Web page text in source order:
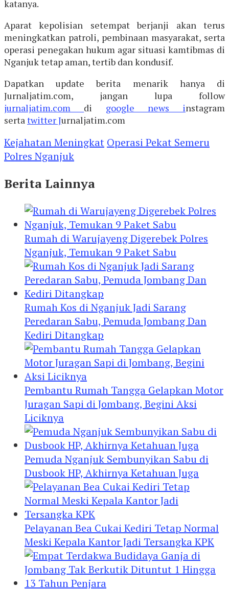
katanya.
Aparat kepolisian setempat berjanji akan terus
meningkatkan patroli, pembinaan masyarakat, serta
operasi penegakan hukum agar situasi kamtibmas di
Nganjuk tetap aman, tertib dan kondusif.
Dapatkan update berita menarik hanya di
Jurnaljatim.com, jangan lupa follow
jurnaljatim.com di google news instagram
serta twitter Jurnaljatim.com
Kejahatan Meningkat Operasi Pekat Semeru
Polres Nganjuk
Berita Lainnya
Rumah di Warujayeng Digerebek Polres
Nganjuk, Temukan 9 Paket Sabu
Rumah Kos di Nganjuk Jadi Sarang
Peredaran Sabu, Pemuda Jombang Dan
Kediri Ditangkap
Pembantu Rumah Tangga Gelapkan Motor
Juragan Sapi di Jombang, Begini Aksi
Liciknya
Pemuda Nganjuk Sembunyikan Sabu di
Dusbook HP, Akhirnya Ketahuan Juga
Pelayanan Bea Cukai Kediri Tetap Normal
Meski Kepala Kantor Jadi Tersangka KPK